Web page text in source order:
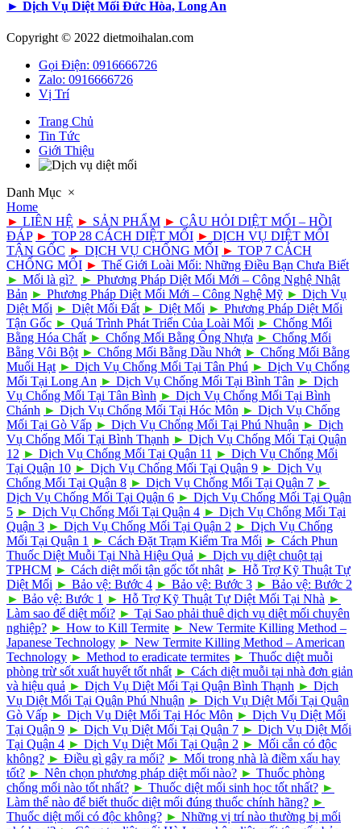
► Dịch Vụ Diệt Mối Đức Hòa, Long An
Copyright © 2022 dietmoihalan.com
Gọi Điện: 0916666726
Zalo: 0916666726
Vị Trí
Trang Chủ
Tin Tức
Giới Thiệu
Danh Mục ×
Home
► LIÊN HỆ ► SẢN PHẨM ► CÂU HỎI DIỆT MỐI – HỒI
ĐÁP ► TOP 28 CÁCH DIỆT MỐI ► DỊCH VỤ DIỆT MỐI
TẬN GỐC ► DỊCH VỤ CHỐNG MỐI ► TOP 7 CÁCH
CHỐNG MỐI ► Thế Giới Loài Mối: Những Điều Bạn Chưa Biết
► Mối là gì? ► Phương Pháp Diệt Mối Mới – Công Nghệ Nhật
Bản ► Phương Pháp Diệt Mối Mới – Công Nghệ Mỹ ► Dịch Vụ
Diệt Mối ► Diệt Mối Đất ► Diệt Mối ► Phương Pháp Diệt Mối
Tận Gốc ► Quá Trình Phát Triển Của Loài Mối ► Chống Mối
Bằng Hóa Chất ► Chống Mối Bằng Ống Nhựa ► Chống Mối
Bằng Vôi Bột ► Chống Mối Bằng Dầu Nhớt ► Chống Mối Bằng
Muối Hạt ► Dịch Vụ Chống Mối Tại Tân Phú ► Dịch Vụ Chống
Mối Tại Long An ► Dịch Vụ Chống Mối Tại Bình Tân ► Dịch
Vụ Chống Mối Tại Tân Bình ► Dịch Vụ Chống Mối Tại Bình
Chánh ► Dịch Vụ Chống Mối Tại Hóc Môn ► Dịch Vụ Chống
Mối Tại Gò Vấp ► Dịch Vụ Chống Mối Tại Phú Nhuận ► Dịch
Vụ Chống Mối Tại Bình Thạnh ► Dịch Vụ Chống Mối Tại Quận
12 ► Dịch Vụ Chống Mối Tại Quận 11 ► Dịch Vụ Chống Mối
Tại Quận 10 ► Dịch Vụ Chống Mối Tại Quận 9 ► Dịch Vụ
Chống Mối Tại Quận 8 ► Dịch Vụ Chống Mối Tại Quận 7 ►
Dịch Vụ Chống Mối Tại Quận 6 ► Dịch Vụ Chống Mối Tại Quận
5 ► Dịch Vụ Chống Mối Tại Quận 4 ► Dịch Vụ Chống Mối Tại
Quận 3 ► Dịch Vụ Chống Mối Tại Quận 2 ► Dịch Vụ Chống
Mối Tại Quận 1 ► Cách Đặt Trạm Kiểm Tra Mối ► Cách Phun
Thuốc Diệt Muỗi Tại Nhà Hiệu Quả ► Dịch vụ diệt chuột tại
TPHCM ► Cách diệt mối tận gốc tốt nhât ► Hỗ Trợ Kỹ Thuật Tự
Diệt Mối ► Bảo vệ: Bước 4 ► Bảo vệ: Bước 3 ► Bảo vệ: Bước 2
► Bảo vệ: Bước 1 ► Hỗ Trợ Kỹ Thuật Tự Diệt Mối Tại Nhà ►
Làm sao để diệt mối? ► Tại Sao phải thuê dịch vụ diệt mối chuyên
nghiệp? ► How to Kill Termite ► New Termite Killing Method –
Japanese Technology ► New Termite Killing Method – American
Technology ► Method to eradicate termites ► Thuốc diệt muỗi
phòng trừ sốt xuất huyết tốt nhất ► Cách diệt muỗi tại nhà đơn giản
và hiệu quả ► Dịch Vụ Diệt Mối Tại Quận Bình Thạnh ► Dịch
Vụ Diệt Mối Tại Quận Phú Nhuận ► Dịch Vụ Diệt Mối Tại Quận
Gò Vấp ► Dịch Vụ Diệt Mối Tại Hóc Môn ► Dịch Vụ Diệt Mối
Tại Quận 9 ► Dịch Vụ Diệt Mối Tại Quận 7 ► Dịch Vụ Diệt Mối
Tại Quận 4 ► Dịch Vụ Diệt Mối Tại Quận 2 ► Mối cắn có độc
không? ► Điều gì gây ra mối? ► Mối trong nhà là điềm xấu hay
tốt? ► Nên chọn phương pháp diệt mối nào? ► Thuốc phòng
chống mối nào tốt nhất? ► Thuốc diệt mối sinh học tốt nhất? ►
Làm thế nào để biết thuốc diệt mối đúng thuốc chính hãng? ►
Thuốc diệt mối có độc không? ► Những vị trí nào thường bị mối